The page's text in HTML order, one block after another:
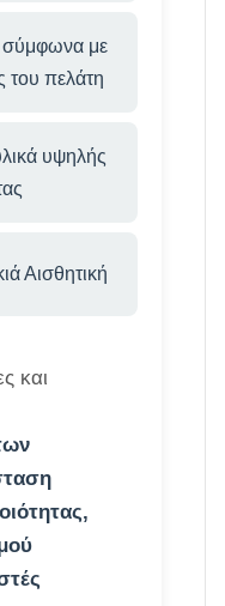
σύμφωνα με
του πελάτη
υψηλής
Αισθητική
και